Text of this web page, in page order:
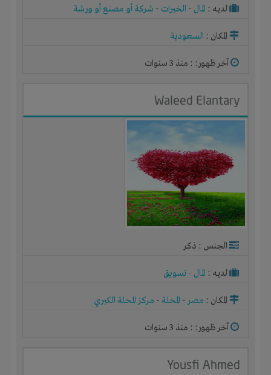
لديـه : المال - الخبرات - شركة أو مصنع أو ورشة
المكان : السعودية
آخر ظهور: : منذ 3 سنوات
Waleed Elantary
الجنس : ذكر
لديـه : المال - تسويق
المكان : مصر- المحلة - مركز المحلة الكبري
آخر ظهور: : منذ 3 سنوات
Yousfi Ahmed